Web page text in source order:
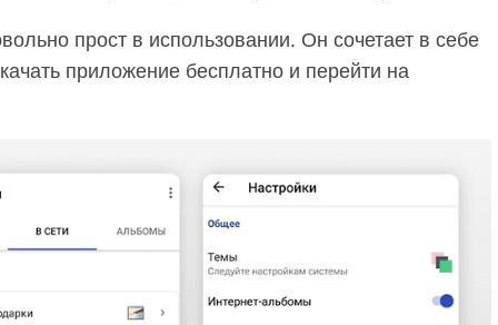
прост в использовании. Он сочетает в себе
приложение бесплатно и перейти на